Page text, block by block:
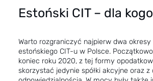
Estoński CIT – dla
Warto rozgraniczyć najpierw dwa okresy
estońskiego CIT-u w Polsce.
koniec roku 2020, z tej formy
skorzystać jedynie spółki akcyjne oraz z